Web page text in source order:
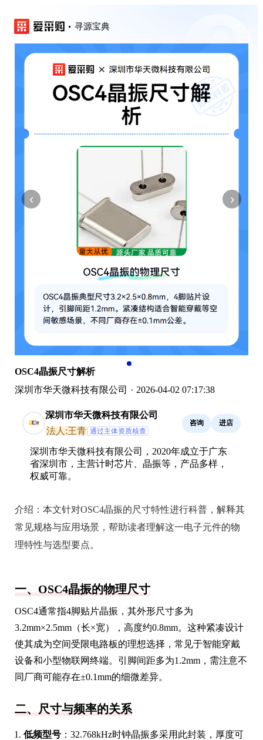
寻源宝典
‹ ›
OSC4晶振尺寸解析
深圳市华天微科技有限公司 · 2026-04-02 07:17:38
深圳市华天微科技有限公司
法人:王青 通过主体资质核查
咨询 进店
深圳市华天微科技有限公司，2020年成立于广东
省深圳市，主营计时芯片、晶振等，产品多样，
权威可靠。
介绍： 本文针对OSC4晶振的尺寸特性进行科普，解释其
常见规格与应用场景，帮助读者理解这一电子元件的物
理特性与选型要点。
一、OSC4晶振的物理尺寸
OSC4通常指4脚贴片晶振，其外形尺寸多为
3.2mm×2.5mm（长×宽），高度约0.8mm。这种紧凑设计
使其成为空间受限电路板的理想选择，常见于智能穿戴
设备和小型物联网终端。引脚间距多为1.2mm，需注意不
同厂商可能存在±0.1mm的细微差异。
二、尺寸与频率的关系
低频型号 ：32.768kHz时钟晶振多采用此封装，厚度可